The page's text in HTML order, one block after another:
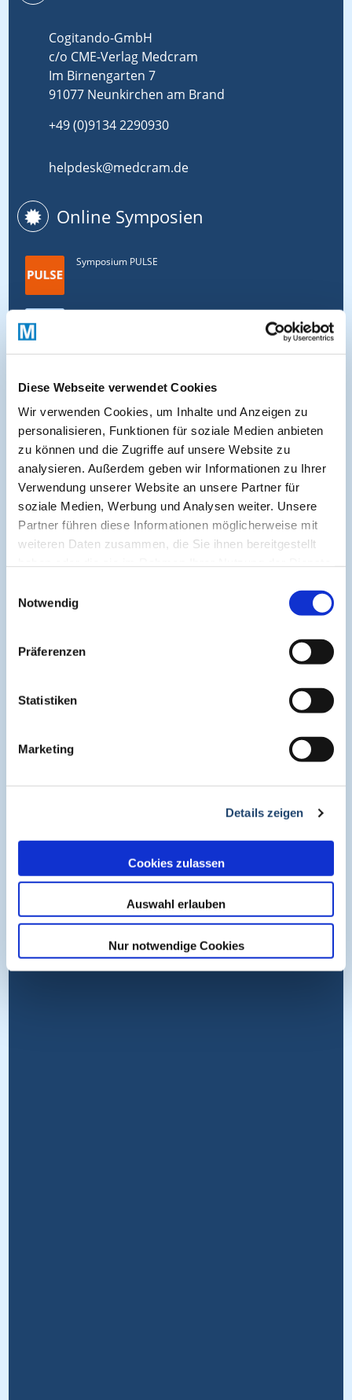
Diese Webseite verwendet Cookies
Wir verwenden Cookies, um Inhalte und Anzeigen zu
personalisieren, Funktionen für soziale Medien anbieten
zu können und die Zugriffe auf unsere Website zu
analysieren. Außerdem geben wir Informationen zu Ihrer
Verwendung unserer Website an unsere Partner für
soziale Medien, Werbung und Analysen weiter. Unsere
Partner führen diese Informationen möglicherweise mit
weiteren Daten zusammen, die Sie ihnen bereitgestellt
Notwendig
Präferenzen
Statistiken
Marketing
Details zeigen
Cookies zulassen
Auswahl erlauben
Nur notwendige Cookies
Cogitando-GmbH
c/o CME-Verlag Medcram
Im Birnengarten 7
91077 Neunkirchen am Brand
+49 (0)9134 2290930
helpdesk@medcram.de
Online Symposien
Symposium PULSE
Symposium One Health
Symposium EcoMed
Gemeinsam gegen ADIPOSITAS
Information
CME-Leitlinie
CME-Punkte
Kontakt
Impressum
Datenschutz
Wissen entdecken